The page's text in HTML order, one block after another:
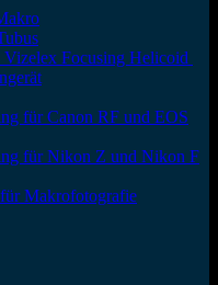
Focusing Helicoid
für Canon RF und EOS
für Nikon Z und Nikon F
Makrofotografie